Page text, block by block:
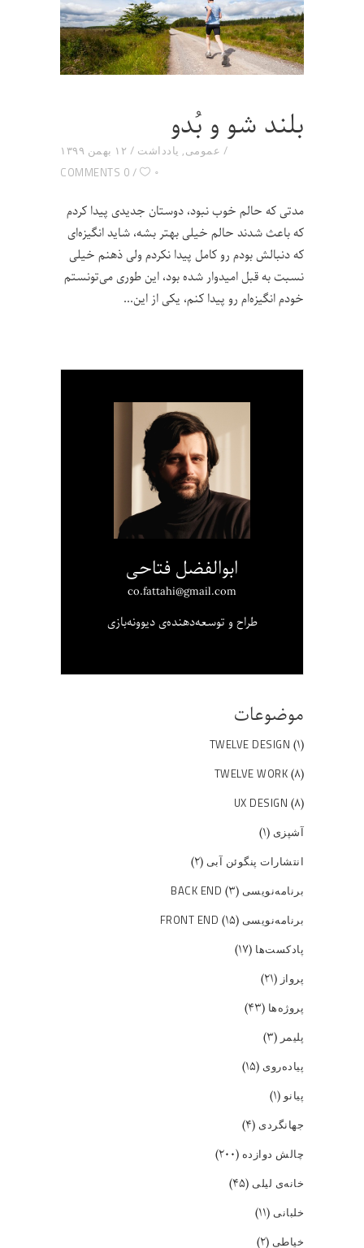
بلند شو و بُدو
۱۲ بهمن ۱۳۹۹ عمومی, یادداشت
0 COMMENTS
۰
مدتی که حالم خوب نبود، دوستان جدیدی پیدا کردم
که باعث شدند حالم خیلی بهتر بشه، شاید انگیزه‌ای
که دنبالش بودم رو کامل پیدا نکردم ولی ذهنم خیلی
نسبت به قبل امیدوار شده بود، این طوری می‌تونستم
خودم انگیزه‌ام رو پیدا کنم، یکی از این
ابوالفضل فتاحی
co.fattahi@gmail.com
طراح و توسعه‌دهنده‌ی دیوونه‌بازی
موضوعات
TWELVE DESIGN (۱)
TWELVE WORK (۸)
UX DESIGN (۸)
آشپزی (۱)
انتشارات پنگوئن آبی (۲)
برنامه‌نویسی BACK END (۳)
برنامه‌نویسی FRONT END (۱۵)
پادکست‌ها (۱۷)
پرواز(۲۱)
پروژه‌ها (۴۳)
پلیمر(۳)
پیاده‌روی (۱۵)
پیانو(۱)
جهانگردی (۴)
چالش دوازده (۲۰۰)
خانه‌ی لیلی (۴۵)
خلبانی (۱۱)
خیاطی (۲)